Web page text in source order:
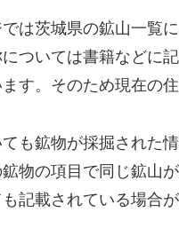
は茨城県の鉱山一覧
ついては書籍などに
す。そのため現在の
も鉱物が採掘された
物の項目で同じ鉱山
記載されている場合が